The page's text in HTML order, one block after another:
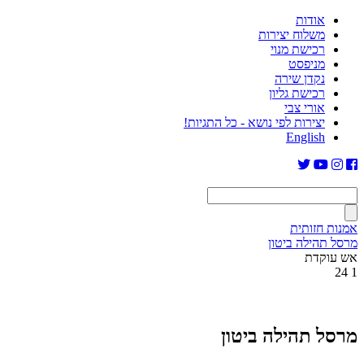
אודות
משלוח יצירות
רכישת מנוי
מניפסט
נקדן שירה
רכישת גליון
אורי צבי
יצירות לפי נושא - כל התגיות!
English
אמנות חזותית
מרסל תהילה ביטון
אש עוקדת
1
24
מרסל תהילה ביטון